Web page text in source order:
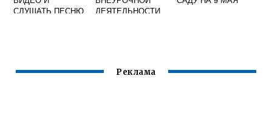
СЛУШАТЬ ПЕСНЮ
ДЕЯТЕЛЬНОСТИ
Реклама